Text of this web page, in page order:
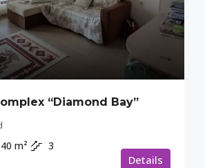
“Diamond Bay”
40 m² 3
Details